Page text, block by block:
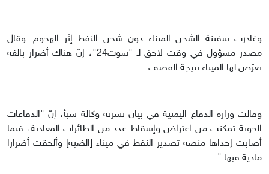
وغادرت سفينة الشحن الميناء دون شحن النفط إثر الهجوم. وقال
مصدر مسؤول في وقت لاحق لـ "سوث24"، إنّ هناك أضرار بالغة
تعرّض لها الميناء نتيجة القصف.
وقالت وزارة الدفاع اليمنية في بيان نشرته وكالة سبأ، إنّ "الدفاعات
الجوية تمكنت من اعتراض وإسقاط عدد من الطائرات المعادية، فيما
أصابت إحداها منصة تصدير النفط في ميناء [الضبة] وألحقت أضرارا
مادية فيها."